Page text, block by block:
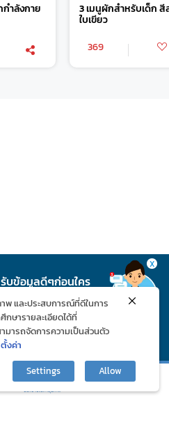
กำลังกาย
3 เมนูผักสำหรับเด็ก
ใบเขียว
369
รับข้อมูลดีๆก่อนใคร
X
พ และประสบการณ์ที่ดีในการ
ษารายละเอียดได้ที่
มารถจัดการความเป็นส่วนตัว
ตั้งค่า
Settings
Allow